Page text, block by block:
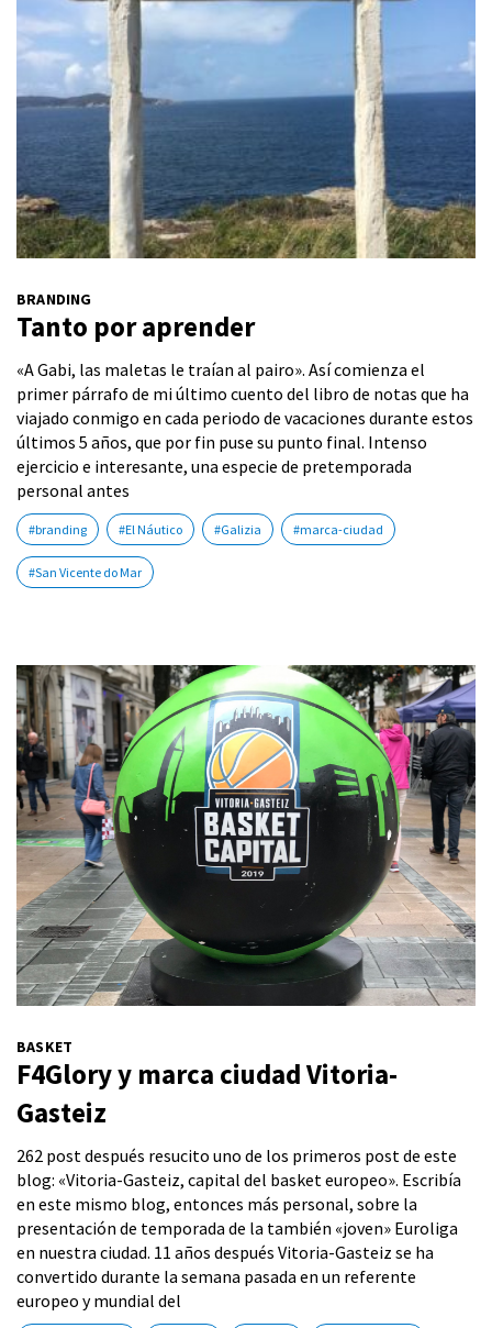
BRANDING
Tanto por aprender
«A Gabi, las maletas le traían al pairo». Así comienza el
primer párrafo de mi último cuento del libro de notas que ha
viajado conmigo en cada periodo de vacaciones durante estos
últimos 5 años, que por fin puse su punto final. Intenso
ejercicio e interesante, una especie de pretemporada
personal antes
#branding #El Náutico #Galizia #marca-ciudad
#San Vicente do Mar
BASKET
F4Glory y marca ciudad Vitoria-
Gasteiz
262 post después resucito uno de los primeros post de este
blog: «Vitoria-Gasteiz, capital del basket europeo». Escribía
en este mismo blog, entonces más personal, sobre la
presentación de temporada de la también «joven» Euroliga
en nuestra ciudad. 11 años después Vitoria-Gasteiz se ha
convertido durante la semana pasada en un referente
europeo y mundial del